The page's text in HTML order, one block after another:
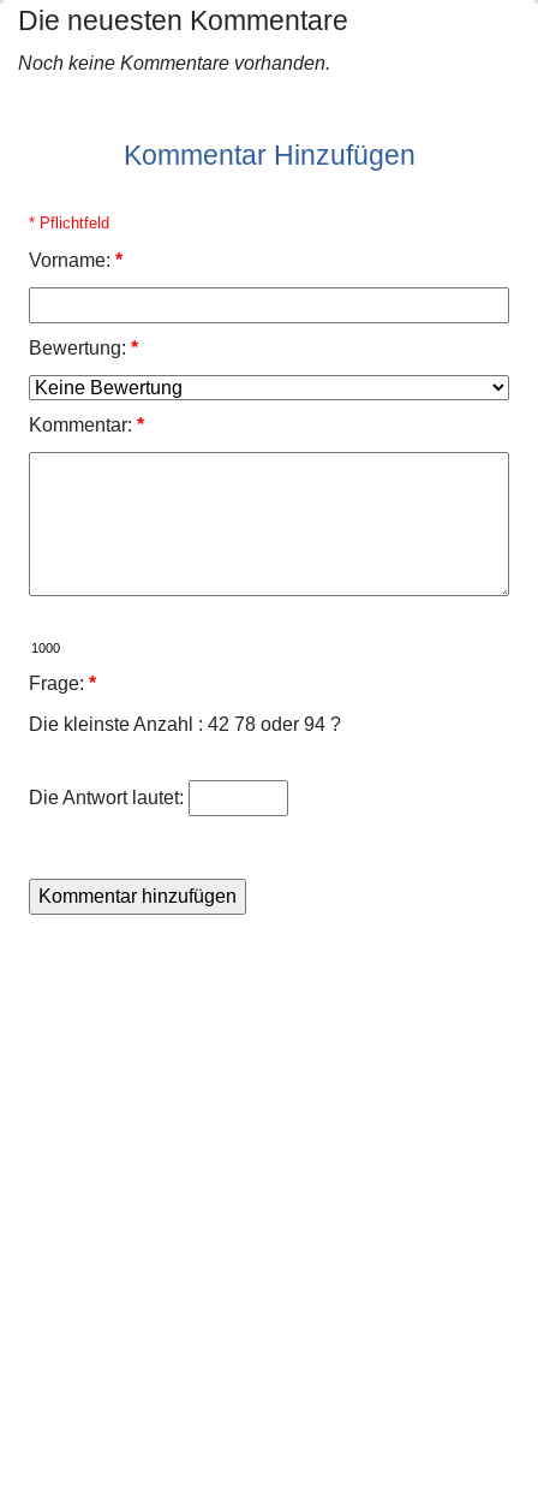
Die neuesten Kommentare
Noch keine Kommentare vorhanden.
Kommentar Hinzufügen
* Pflichtfeld
Vorname: *
Bewertung: *
Kommentar: *
Frage: *
Die kleinste Anzahl : 42 78 oder 94 ?
Die Antwort lautet: